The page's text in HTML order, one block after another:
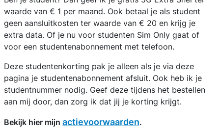
waarde van € 1 per maand. Ook betaal je als student
geen aansluitkosten ter waarde van € 20 en krijg je
extra data. Of je nu voor studenten Sim Only gaat of
voor een studentenabonnement met telefoon.
Deze studentenkorting pak je alleen als je via deze
pagina je studentenabonnement afsluit. Ook heb ik je
studentnummer nodig. Geef deze tijdens het bestellen
aan mij door, dan zorg ik dat jij je korting krijgt.
Bekijk hier mijn actievoorwaarden.